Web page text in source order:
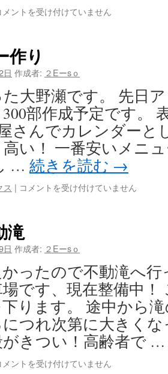
メントを受け付けていません
作り
日 作成者: ２Eーsｏ
大野瀬です。 先日
部作成予定です。
さんでカレンダーと
い！ 一番安いメニ
… 続きを読む →
ス | カ
ダ
ー
作
は
コメントを受け付けていません
滝
日 作成者: ２Eーsｏ
ったので不動滝へ
です、現在整備中
ります。 途中から
つれ次第に大きく
がきつい！高齢者で
メントを受け付けていません